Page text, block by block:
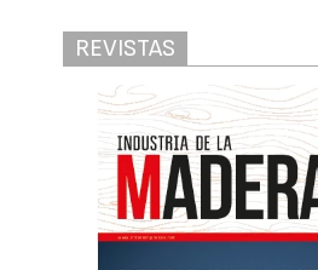
REVISTAS